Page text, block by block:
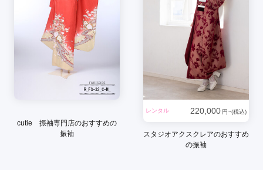
口コミ公開日：2024年12月29日
フォトスタジオ写楽館 市野店の口コミ・評判をもっと見る
cutie 振袖専門店のおすすめの
振袖
レンタル 220,000 円~(税込)
スタジオアクスクレアのおすすめ
の振袖